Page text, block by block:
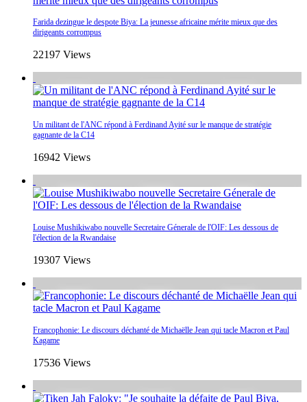
Farida dezingue le despote Biya: La jeunesse africaine mérite mieux que des
dirigeants corrompus
22197 Views
Un militant de l'ANC répond à Ferdinand Ayité sur le manque de stratégie
gagnante de la C14
16942 Views
Louise Mushikiwabo nouvelle Secretaire Génerale de l'OIF: Les dessous de
l'élection de la Rwandaise
19307 Views
Francophonie: Le discours déchanté de Michaëlle Jean qui tacle Macron et Paul
Kagame
17536 Views